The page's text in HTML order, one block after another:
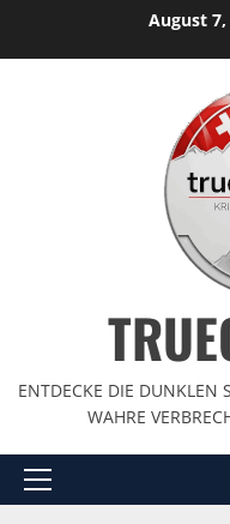
August 7,
ENTDECKE DIE DUNKLEN
WAHRE